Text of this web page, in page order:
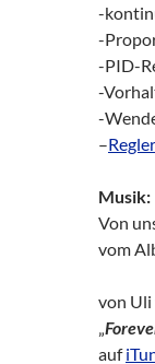
-
-
-PID-
-
-
–Regler
Musik:
Von
vom
von
„
auf